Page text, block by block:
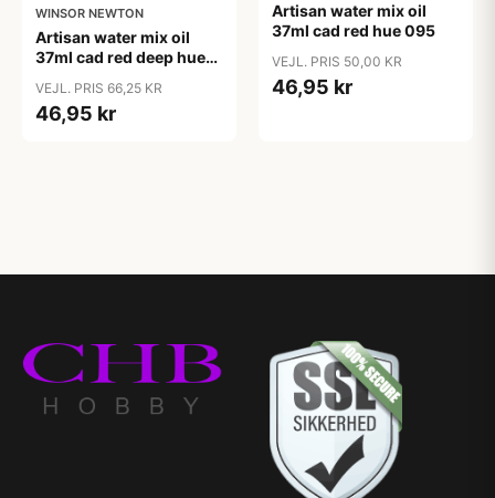
WINSOR NEWTON
Artisan water mix oil
37ml cad red deep hue
VEJL. PRIS 66,25 KR
46,95 kr
Artisan water mix oil
37ml cad red hue 095
VEJL. PRIS 50,00 KR
46,95 kr